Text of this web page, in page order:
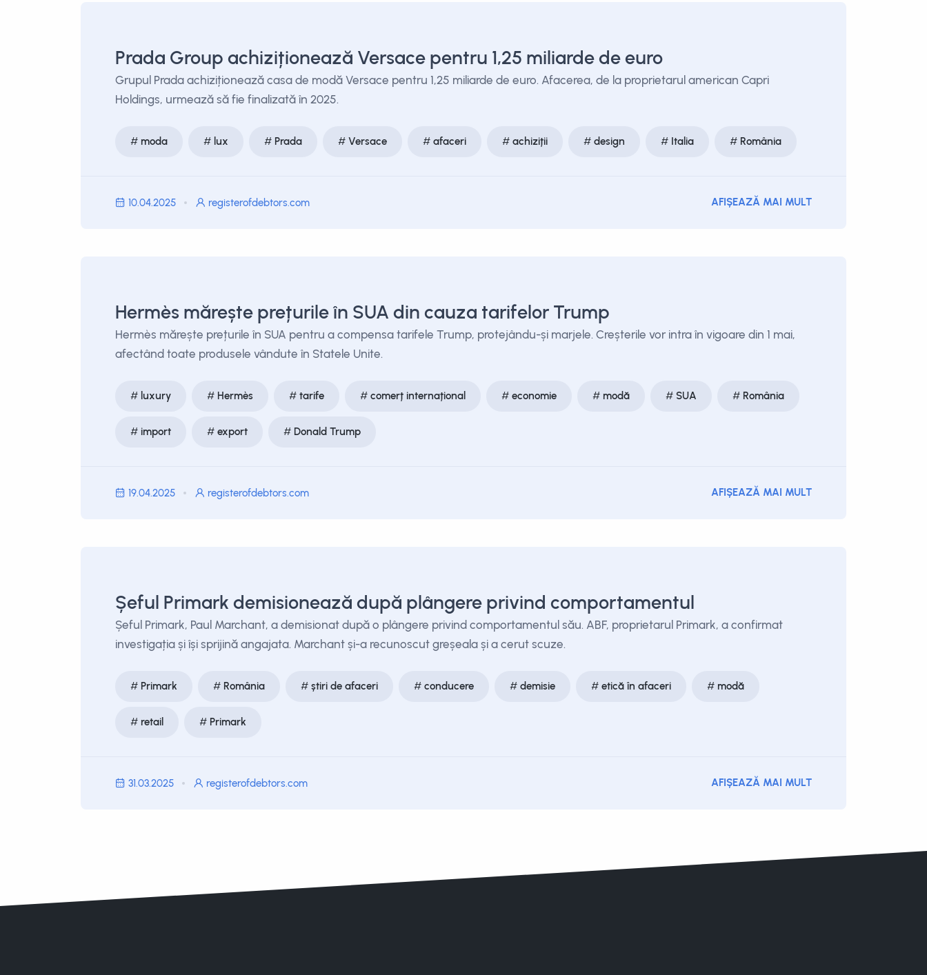
Prada Group achiziționează Versace pentru 1,25 miliarde de euro
Grupul Prada achiziționează casa de modă Versace pentru 1,25 miliarde de euro. Afacerea, de la proprietarul american Capri
Holdings, urmează să fie finalizată în 2025.
moda lux Prada Versace afaceri achiziții design Italia România
10.04.2025 registerofdebtors.com AFIȘEAZĂ MAI MULT
Hermès mărește prețurile în SUA din cauza tarifelor Trump
Hermès mărește prețurile în SUA pentru a compensa tarifele Trump, protejându-și marjele. Creșterile vor intra în vigoare din 1 mai,
afectând toate produsele vândute în Statele Unite.
luxury Hermès tarife comerț internațional economie modă SUA România
import export Donald Trump
19.04.2025 registerofdebtors.com AFIȘEAZĂ MAI MULT
Șeful Primark demisionează după plângere privind comportamentul
Șeful Primark, Paul Marchant, a demisionat după o plângere privind comportamentul său. ABF, proprietarul Primark, a confirmat
investigația și își sprijină angajata. Marchant și-a recunoscut greșeala și a cerut scuze.
Primark România știri de afaceri conducere demisie etică în afaceri modă
retail Primark
31.03.2025 registerofdebtors.com AFIȘEAZĂ MAI MULT